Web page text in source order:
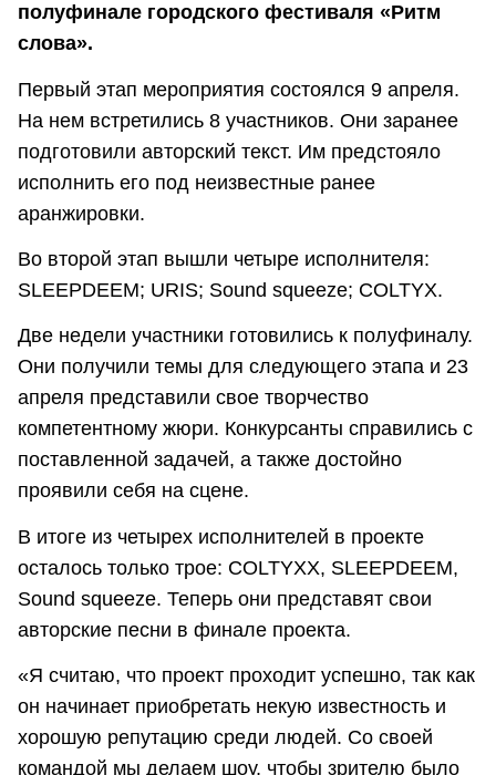
полуфинале городского фестиваля «Ритм
слова».
Первый этап мероприятия состоялся 9 апреля.
На нем встретились 8 участников. Они заранее
подготовили авторский текст. Им предстояло
исполнить его под неизвестные ранее
аранжировки.
Во второй этап вышли четыре исполнителя:
SLEEPDEEM; URIS; Sound squeeze; COLTYX.
Две недели участники готовились к полуфиналу.
Они получили темы для следующего этапа и 23
апреля представили свое творчество
компетентному жюри. Конкурсанты справились с
поставленной задачей, а также достойно
проявили себя на сцене.
В итоге из четырех исполнителей в проекте
осталось только трое: COLTYХX, SLEEPDEEM,
Sound squeeze. Теперь они представят свои
авторские песни в финале проекта.
«Я считаю, что проект проходит успешно, так как
он начинает приобретать некую известность и
хорошую репутацию среди людей. Со своей
командой мы делаем шоу, чтобы зрителю было